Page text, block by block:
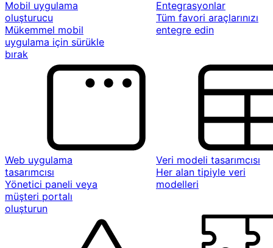
Mobil uygulama
oluşturucu
Mükemmel mobil
uygulama için sürükle
bırak
Entegrasyonlar
Tüm favori araçlarınızı
entegre edin
Web uygulama
tasarımcısı
Yönetici paneli veya
müşteri portalı
oluşturun
Veri modeli tasarımcısı
Her alan tipiyle veri
modelleri